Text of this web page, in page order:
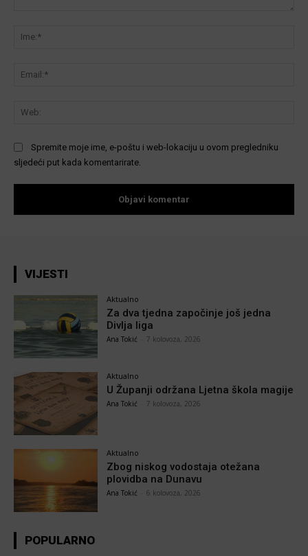
Spremite moje ime, e-poštu i web-lokaciju u ovom pregledniku
sljedeći put kada komentarirate.
VIJESTI
Aktualno
Za dva tjedna započinje još jedna
Divlja liga
Ana Tokić 7 kolovoza, 2026
Aktualno
U Županji održana Ljetna škola magije
Ana Tokić 7 kolovoza, 2026
Aktualno
Zbog niskog vodostaja otežana
plovidba na Dunavu
Ana Tokić 6 kolovoza, 2026
POPULARNO